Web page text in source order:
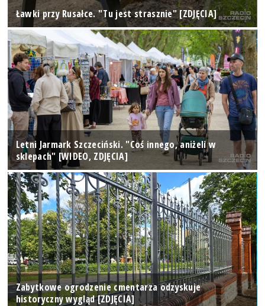
Ławki przy Rusałce. "Tu jest strasznie" [ZDJĘCIA]
Letni Jarmark Szczeciński. "Coś innego, aniżeli w
sklepach" [WIDEO, ZDJĘCIA]
Zabytkowe ogrodzenie cmentarza odzyskuje
historyczny wygląd [ZDJĘCIA]